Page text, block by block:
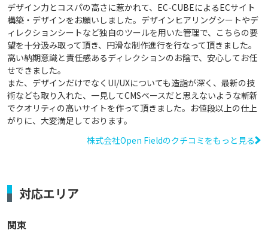
デザイン力とコスパの高さに惹かれて、EC-CUBEによるECサイト
構築・デザインをお願いしました。デザインヒアリングシートやデ
ィレクションシートなど独自のツールを用いた管理で、こちらの要
望を十分汲み取って頂き、円滑な制作進行を行なって頂きました。
高い納期意識と責任感あるディレクションのお陰で、安心してお任
せできました。
また、デザインだけでなくUI/UXについても造詣が深く、最新の技
術なども取り入れた、一見してCMSベースだと思えないような斬新
でクオリティの高いサイトを作って頂きました。お値段以上の仕上
がりに、大変満足しております。
株式会社Open Fieldのクチコミをもっと見る
対応エリア
関東